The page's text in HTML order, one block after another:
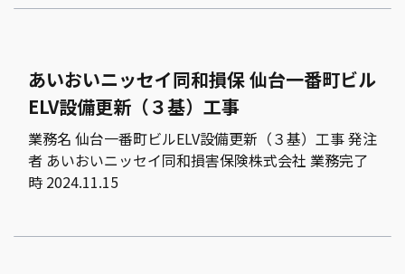
あいおいニッセイ同和損保 仙台一番町ビル
ELV設備更新（３基）工事
業務名 仙台一番町ビルELV設備更新（３基）工事 発注
者 あいおいニッセイ同和損害保険株式会社 業務完了
時 2024.11.15